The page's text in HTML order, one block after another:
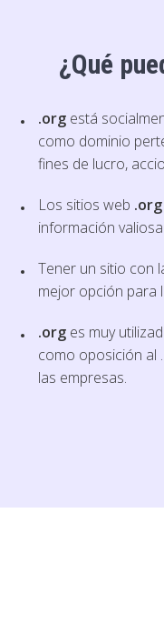
¿Qué
.org está
como dominio
fines de lucro,
Los sitios web .org
información
Tener un sitio con
mejor opción para
.org es muy
como oposición al
las empresas.